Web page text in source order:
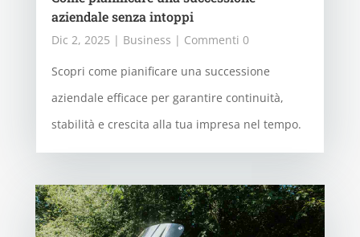
aziendale senza intoppi
Dic 2, 2025 | Business | Commenti 0
Scopri come pianificare una successione
aziendale efficace per garantire continuità,
stabilità e crescita alla tua impresa nel tempo.